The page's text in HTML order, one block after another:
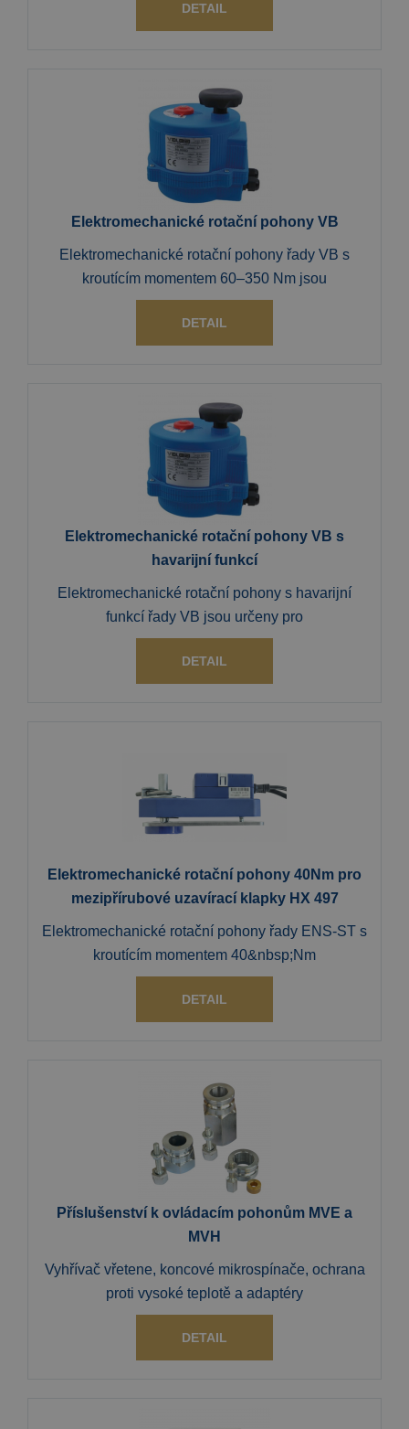
DETAIL
Elektromechanické rotační pohony VB
Elektromechanické rotační pohony řady VB s
kroutícím momentem 60–350 Nm jsou
DETAIL
Elektromechanické rotační pohony VB s
havarijní funkcí
Elektromechanické rotační pohony s havarijní
funkcí řady VB jsou určeny pro
DETAIL
Elektromechanické rotační pohony 40Nm pro
mezipřírubové uzavírací klapky HX 497
Elektromechanické rotační pohony řady ENS-ST s
kroutícím momentem 40&nbsp;Nm
DETAIL
Příslušenství k ovládacím pohonům MVE a
MVH
Vyhřívač vřetene, koncové mikrospínače, ochrana
proti vysoké teplotě a adaptéry
DETAIL